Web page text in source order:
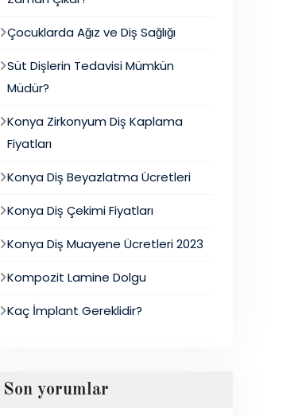
Çocuklarda Ağız ve Diş Sağlığı
Süt Dişlerin Tedavisi Mümkün
Müdür?
Konya Zirkonyum Diş Kaplama
Fiyatları
Konya Diş Beyazlatma Ücretleri
Konya Diş Çekimi Fiyatları
Konya Diş Muayene Ücretleri 2023
Kompozit Lamine Dolgu
Kaç İmplant Gereklidir?
Son yorumlar